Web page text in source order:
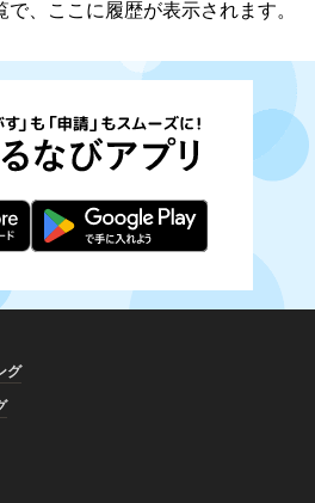
、ここに履歴が表示されます。
グ